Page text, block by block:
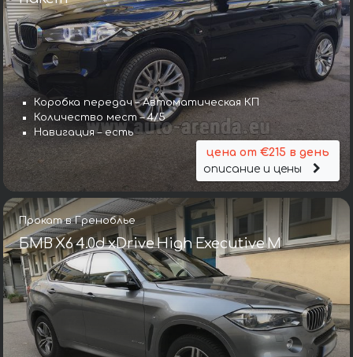
Коробка передач – Автоматическая КП
Количество мест – 4/5
Навигация – есть
цена от €215 в день
описание и цены
Прокат в Греноблье
БМВ X6 4.0d xDrive High Executive M